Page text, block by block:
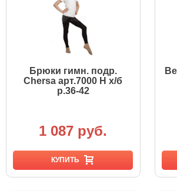
Брюки гимн. подр.
Chersa арт.7000 Н х/б
р.36-42
1 087 руб.
КУПИТЬ